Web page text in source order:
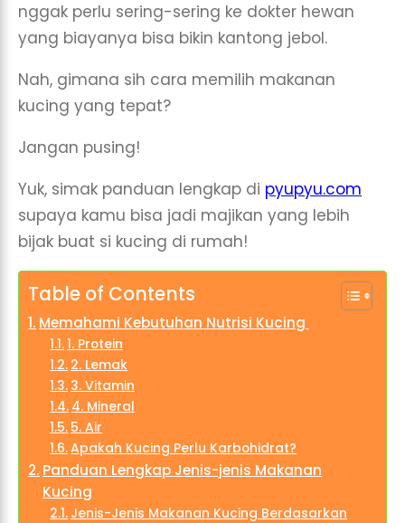
nggak perlu sering-sering ke dokter hewan
yang biayanya bisa bikin kantong jebol.
Nah, gimana sih cara memilih makanan
kucing yang tepat?
Jangan pusing!
Yuk, simak panduan lengkap di pyupyu.com
supaya kamu bisa jadi majikan yang lebih
bijak buat si kucing di rumah!
Table of Contents
Memahami Kebutuhan Nutrisi Kucing
1. Protein
2. Lemak
3. Vitamin
4. Mineral
5. Air
Apakah Kucing Perlu Karbohidrat?
Panduan Lengkap Jenis-jenis Makanan
Kucing
Jenis-Jenis Makanan Kucing Berdasarkan